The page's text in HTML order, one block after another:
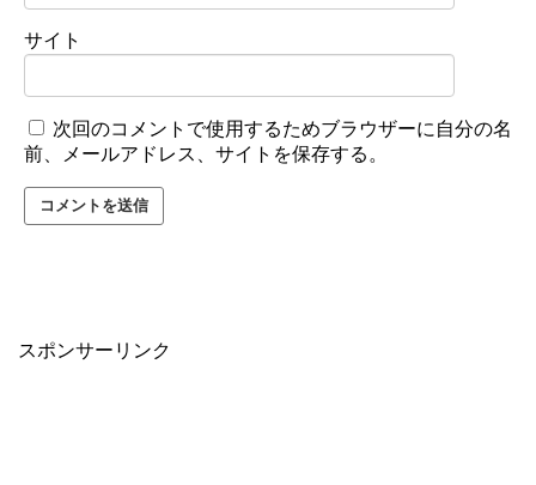
サイト
次回のコメントで使用するためブラウザーに自分の名
前、メールアドレス、サイトを保存する。
スポンサーリンク